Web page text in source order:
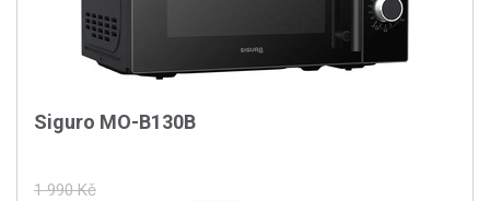
Siguro MO-B130B
1 990 Kč